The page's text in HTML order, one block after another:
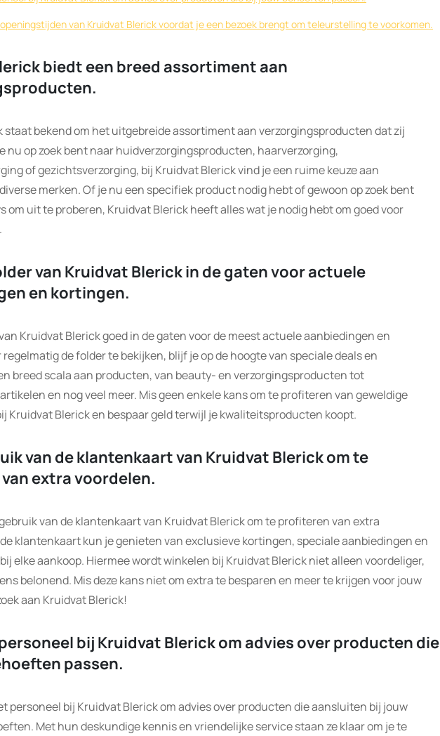
van Kruidvat Blerick voordat je een bezoek brengt om teleurstelling te voorkomen.
biedt een breed assortiment aan
staat bekend om het uitgebreide assortiment aan verzorgingsproducten dat zij
nu op zoek bent naar huidverzorgingsproducten, haarverzorging,
of gezichtsverzorging, bij Kruidvat Blerick vind je een ruime keuze aan
merken. Of je nu een specifiek product nodig hebt of gewoon op zoek bent
om uit te proberen, Kruidvat Blerick heeft alles wat je nodig hebt om goed voor
van Kruidvat Blerick in de gaten voor actuele
en kortingen.
Kruidvat Blerick goed in de gaten voor de meest actuele aanbiedingen en
de folder te bekijken, blijf je op de hoogte van speciale deals en
breed scala aan producten, van beauty- en verzorgingsproducten tot
en nog veel meer. Mis geen enkele kans om te profiteren van geweldige
Kruidvat Blerick en bespaar geld terwijl je kwaliteitsproducten koopt.
van de klantenkaart van Kruidvat Blerick om te
extra voordelen.
van de klantenkaart van Kruidvat Blerick om te profiteren van extra
klantenkaart kun je genieten van exclusieve kortingen, speciale aanbiedingen en
elke aankoop. Hiermee wordt winkelen bij Kruidvat Blerick niet alleen voordeliger,
belonend. Mis deze kans niet om extra te besparen en meer te krijgen voor jouw
aan Kruidvat Blerick!
bij Kruidvat Blerick om advies over producten die
passen.
personeel bij Kruidvat Blerick om advies over producten die aansluiten bij jouw
Met hun deskundige kennis en vriendelijke service staan ze klaar om je te